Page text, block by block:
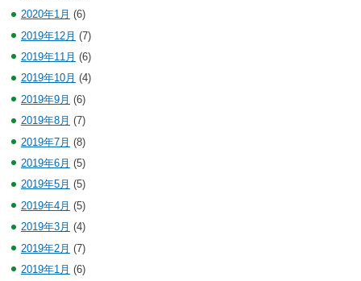
2020年1月 (6)
2019年12月 (7)
2019年11月 (6)
2019年10月 (4)
2019年9月 (6)
2019年8月 (7)
2019年7月 (8)
2019年6月 (5)
2019年5月 (5)
2019年4月 (5)
2019年3月 (4)
2019年2月 (7)
2019年1月 (6)